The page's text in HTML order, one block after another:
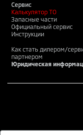
Сервис
Калькулятор ТО
Запасные части
Официальный сервис
Инструкции
Как стать дилером/
партнером
Юридическая